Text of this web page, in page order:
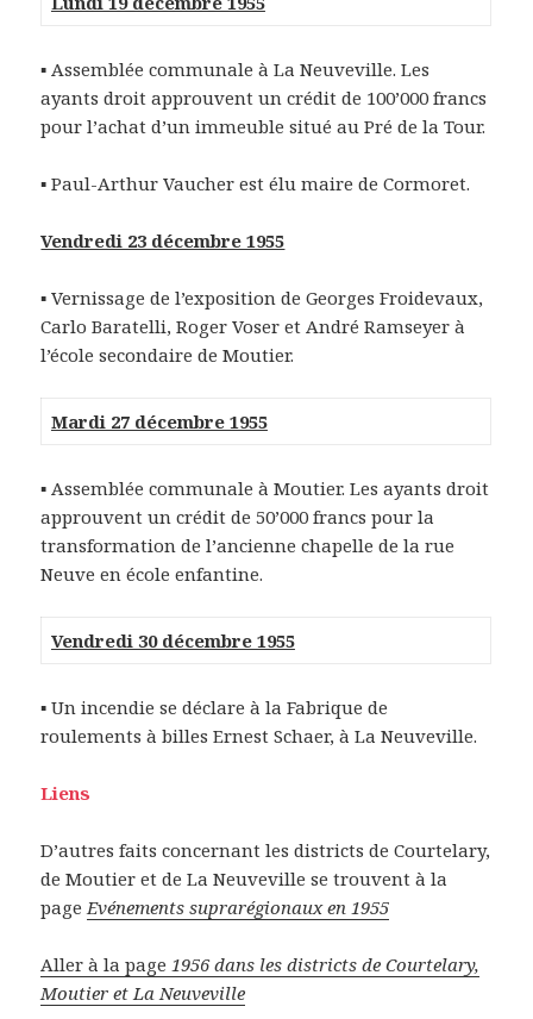
▪ Assemblée communale à La Neuveville. Les
ayants droit approuvent un crédit de 100’000 francs
pour l’achat d’un immeuble situé au Pré de la Tour.
▪ Paul-Arthur Vaucher est élu maire de Cormoret.
Vendredi 23 décembre 1955
▪ Vernissage de l’exposition de Georges Froidevaux,
Carlo Baratelli, Roger Voser et André Ramseyer à
l’école secondaire de Moutier.
Mardi 27 décembre 1955
▪ Assemblée communale à Moutier. Les ayants droit
approuvent un crédit de 50’000 francs pour la
transformation de l’ancienne chapelle de la rue
Neuve en école enfantine.
Vendredi 30 décembre 1955
▪ Un incendie se déclare à la Fabrique de
roulements à billes Ernest Schaer, à La Neuveville.
Liens
D’autres faits concernant les districts de Courtelary,
de Moutier et de La Neuveville se trouvent à la
pageEvénements suprarégionaux en 1955
Aller à la page1956 dans les districts de Courtelary,
Moutier et La Neuveville